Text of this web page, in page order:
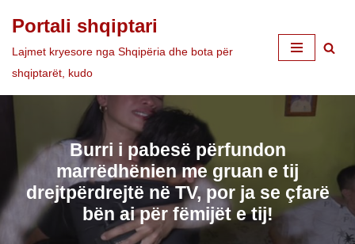
Skip
to
Portali shqiptari
Lajmet kryesore nga Shqipëria dhe bota për
shqiptarët, kudo
Burri i pabesë përfundon
marrëdhënien me gruan e tij
drejtpërdrejtë në TV, por ja se çfarë
bën ai për fëmijët e tij!